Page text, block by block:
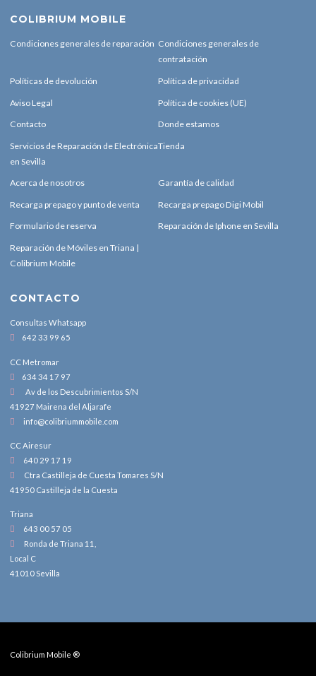
COLIBRIUM MOBILE
Condiciones generales de reparación Condiciones generales de
contratación
Políticas de devolución Política de privacidad
Aviso Legal Política de cookies (UE)
Contacto Donde estamos
Servicios de Reparación de Electrónica
en Sevilla
Tienda
Acerca de nosotros Garantía de calidad
Recarga prepago y punto de venta Recarga prepago Digi Mobil
Formulario de reserva Reparación de Iphone en Sevilla
Reparación de Móviles en Triana |
Colibrium Mobile
CONTACTO
Consultas Whatsapp
642 33 99 65
CC Metromar
634 34 17 97
Av de los Descubrimientos S/N
41927 Mairena del Aljarafe
info@colibriummobile.com
CC Airesur
640 29 17 19
Ctra Castilleja de Cuesta Tomares S/N
41950 Castilleja de la Cuesta
Triana
643 00 57 05
Ronda de Triana 11,
Local C
41010 Sevilla
Colibrium Mobile ®